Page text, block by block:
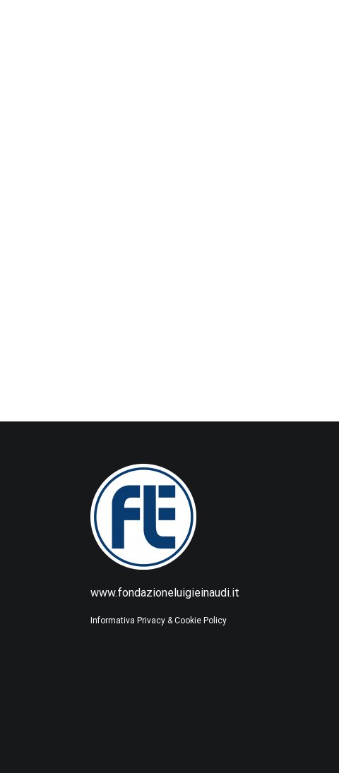
www.fondazioneluigieinaudi.it
Informativa Privacy & Cookie Policy